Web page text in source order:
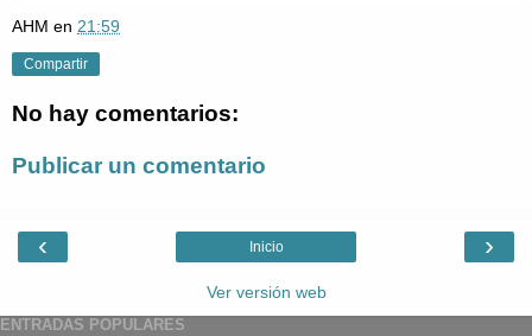
AHM en 21:59
Compartir
No hay comentarios:
Publicar un comentario
‹ ›
Inicio
Ver versión web
ENTRADAS POPULARES